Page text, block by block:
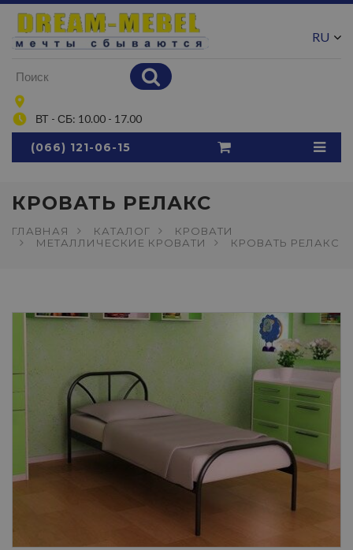
ВТ - СБ: 10.00 - 17.00
RU
(066) 121-06-15
КРОВАТЬ РЕЛАКС
ГЛАВНАЯ КАТАЛОГ
КРОВАТИ
МЕТАЛЛИЧЕСКИЕ КРОВАТИ
КРОВАТЬ РЕЛАКС